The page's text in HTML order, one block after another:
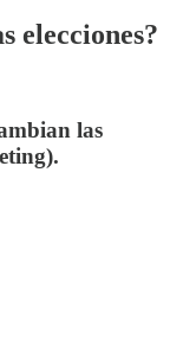
elecciones?
las